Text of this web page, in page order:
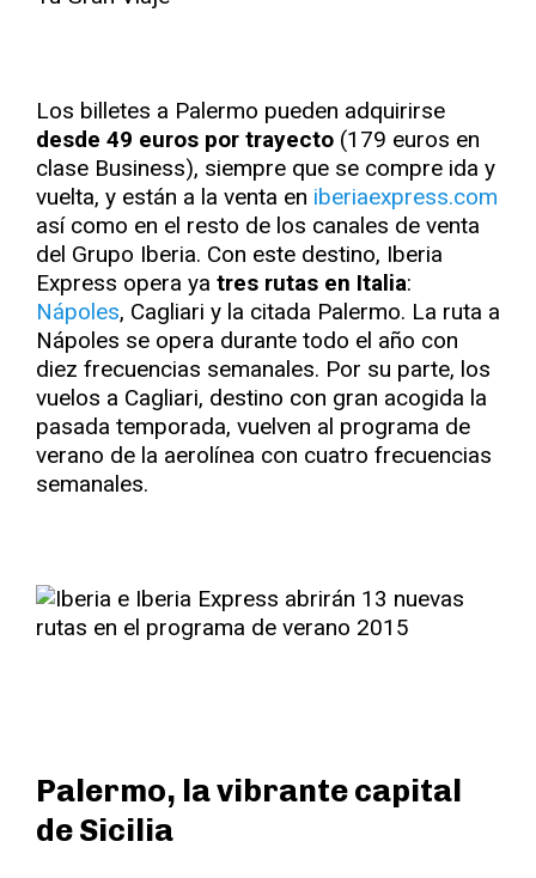
Los billetes a Palermo pueden adquirirse
desde 49 euros por trayecto (179 euros en
clase Business), siempre que se compre ida y
vuelta, y están a la venta en iberiaexpress.com
así como en el resto de los canales de venta
del Grupo Iberia. Con este destino, Iberia
Express opera ya tres rutas en Italia:
Nápoles, Cagliari y la citada Palermo. La ruta a
Nápoles se opera durante todo el año con
diez frecuencias semanales. Por su parte, los
vuelos a Cagliari, destino con gran acogida la
pasada temporada, vuelven al programa de
verano de la aerolínea con cuatro frecuencias
semanales.
Palermo, la vibrante capital
de Sicilia